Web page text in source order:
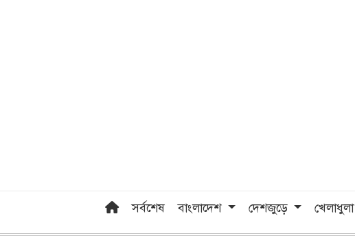
সর্বশেষ বাংলাদেশ দেশজুড়ে খেলাধুলা